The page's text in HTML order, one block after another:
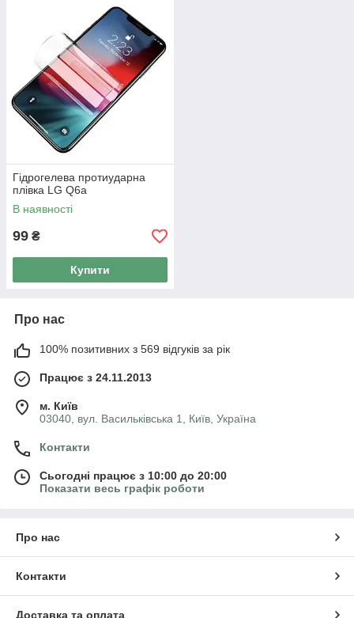
Гідрогелева протиударна
плівка LG Q6a
В наявності
99 ₴
Купити
Про нас
100% позитивних з 569 відгуків за рік
Працює з 24.11.2013
м. Київ
03040, вул. Васильківська 1, Київ, Україна
Контакти
Сьогодні працює з 10:00 до 20:00
Показати весь графік роботи
Про нас
Контакти
Доставка та оплата